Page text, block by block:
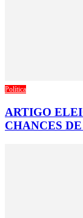
Política
ARTIGO
CHANCES